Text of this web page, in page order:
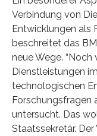
Verbindung von
Entwicklungen als
beschreitet das
neue Wege.
Dienstleistungen
technologischen
Forschungsfragen
untersucht. Das
Staatssekretär.